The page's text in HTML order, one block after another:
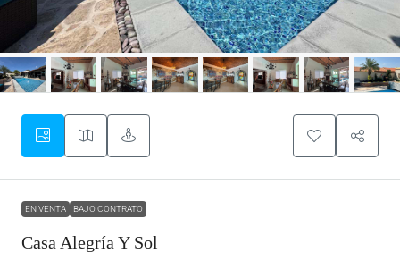
EN VENTA BAJO CONTRATO
Casa Alegría Y Sol